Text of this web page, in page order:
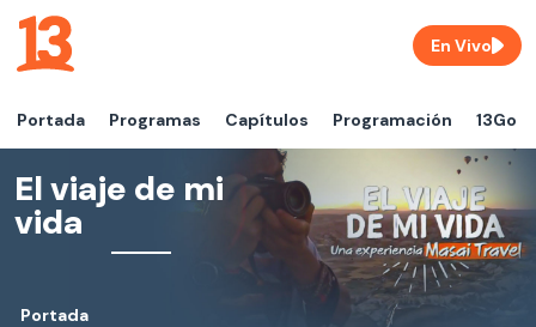
Portada Programas Capítulos Programación 13Go
En Vivo
El viaje de mi
vida
Portada